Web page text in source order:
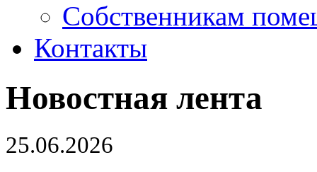
Собственникам
Контакты
Новостная лента
25.06.2026